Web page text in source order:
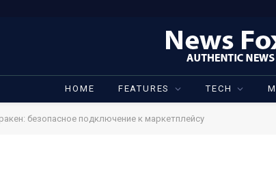
HOME FEATURES TECH
безопасное подключение к маркетплейсу